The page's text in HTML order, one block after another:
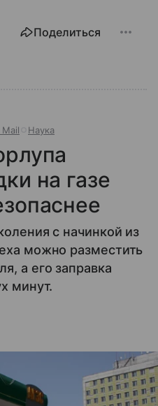
Поделиться
Наука
на газе
с начинкой из
можно разместить
а его заправка
минут.